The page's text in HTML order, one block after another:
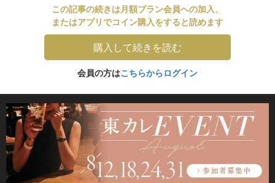
この記事の続きは月額プラン会員への加入、
またはアプリでコイン購入をすると読めます
購入して続きを読む
会員の方はこちらからログイン